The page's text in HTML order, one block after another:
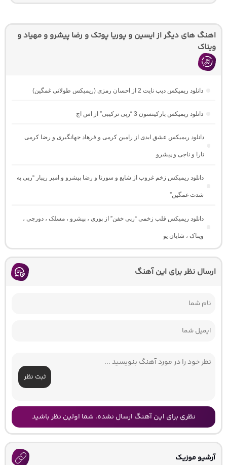
اهنگ های دیگر از ایسین و پوریا پوتک و رضا پیشرو و مهیاد و
ویناک
دانلود ریمیکس دیپ نایت 2 از احسان رمزی (ریمیکس طولانی غمگین)
دانلود ریمیکس پارکینسون 3 “رپی ترکیبی” از اس اچ
دانلود ریمیکس عشق ابدی از رامین کرمی و فرهاد جهانگیری و رضا کرمی
تارا و ناجی و پیشرو
دانلود ریمیکس زخم غروب از شایع و سورنا و رضا پیشرو و امیر ریبار “رپی به
شدت غمگین”
دانلود ریمیکس قلب زخمی “رپی خفن” از پوری ، پیشرو ، مسلک ، دورچی ،
ویناک ، شایان یو
ارسال نظر برای این آهنگ
ثبت نظر
نظری برای این آهنگ ارسال نشده، شما اولین نظر باشید
آرشیو موزیک